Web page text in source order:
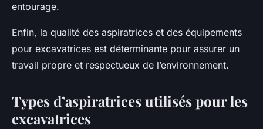
entourage.
Enfin, la qualité des aspiratrices et des équipements
pour excavatrices est déterminante pour assurer un
travail propre et respectueux de l’environnement.
Types d’aspiratrices utilisés pour les
excavatrices